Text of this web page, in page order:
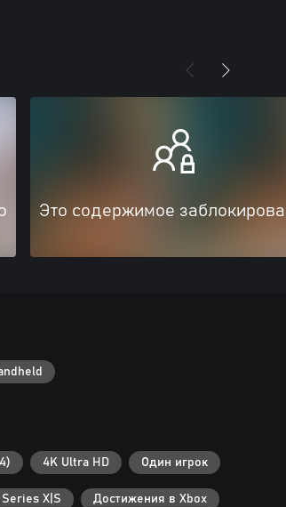
Это содержимое
4K Ultra HD Один игрок
X|S Достижения в Xbox